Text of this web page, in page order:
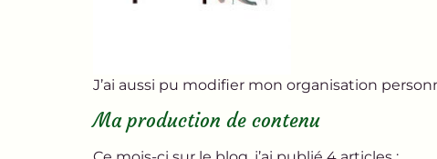
J’ai aussi pu modifier mon organisation
Ma production de contenu